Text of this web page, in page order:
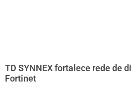
TD SYNNEX fortalece rede de
Fortinet